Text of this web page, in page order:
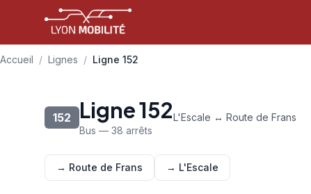
Aller au contenu principal
Accueil / Lignes / Ligne 152
152 Ligne 152
Bus — 38 arrêts
L'Escale ↔ Route de Frans
→ Route de Frans → L'Escale